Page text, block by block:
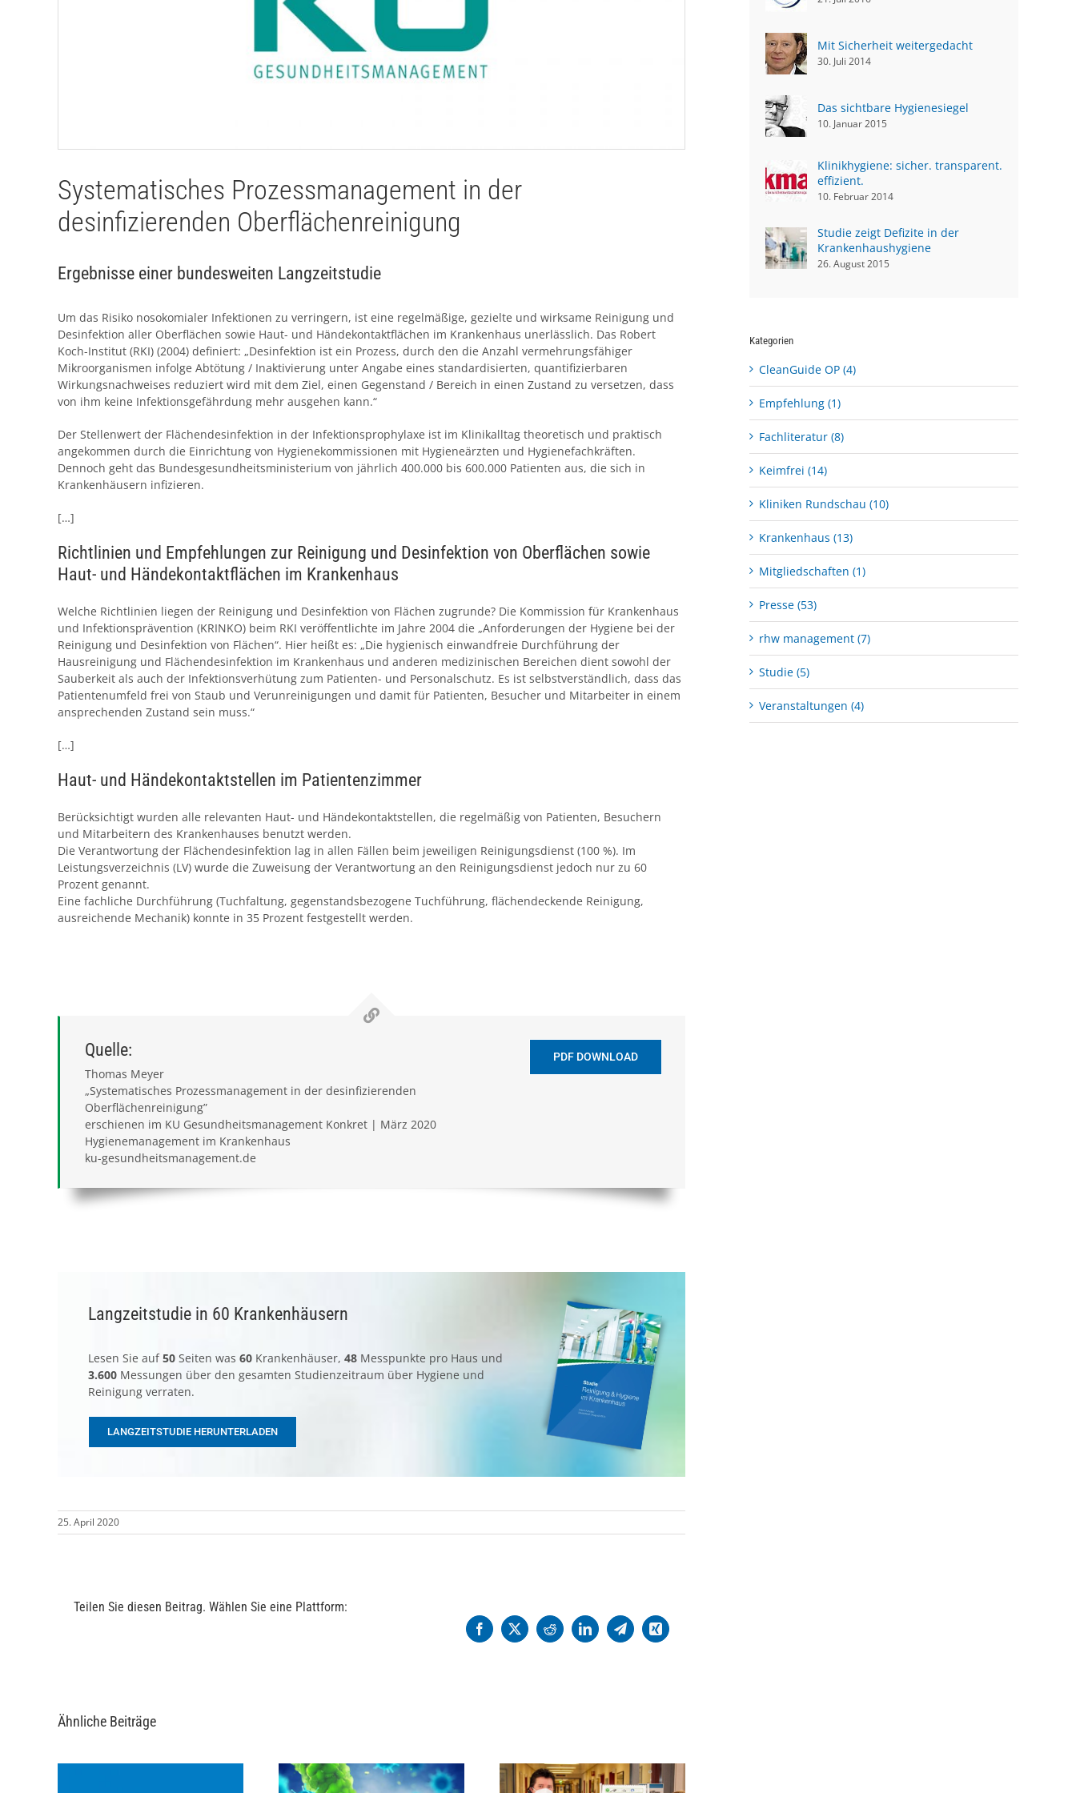
Systematisches Prozessmanagement in der
desinfizierenden Oberflächenreinigung
Ergebnisse einer bundesweiten Langzeitstudie
Um das Risiko nosokomialer Infektionen zu verringern, ist eine regelmäßige, gezielte und wirksame Reinigung und
Desinfektion aller Oberflächen sowie Haut- und Händekontaktflächen im Krankenhaus unerlässlich. Das Robert
Koch-Institut (RKI) (2004) definiert: „Desinfektion ist ein Prozess, durch den die Anzahl vermehrungsfähiger
Mikroorganismen infolge Abtötung / Inaktivierung unter Angabe eines standardisierten, quantifizierbaren
Wirkungsnachweises reduziert wird mit dem Ziel, einen Gegenstand / Bereich in einen Zustand zu versetzen, dass
von ihm keine Infektionsgefährdung mehr ausgehen kann.“
Der Stellenwert der Flächendesinfektion in der Infektionsprophylaxe ist im Klinikalltag theoretisch und praktisch
angekommen durch die Einrichtung von Hygienekommissionen mit Hygieneärzten und Hygienefachkräften.
Dennoch geht das Bundesgesundheitsministerium von jährlich 400.000 bis 600.000 Patienten aus, die sich in
Krankenhäusern infizieren.
[…]
Richtlinien und Empfehlungen zur Reinigung und Desinfektion von Oberflächen sowie
Haut- und Händekontaktflächen im Krankenhaus
Welche Richtlinien liegen der Reinigung und Desinfektion von Flächen zugrunde? Die Kommission für Krankenhaus
und Infektionsprävention (KRINKO) beim RKI veröffentlichte im Jahre 2004 die „Anforderungen der Hygiene bei der
Reinigung und Desinfektion von Flächen“. Hier heißt es: „Die hygienisch einwandfreie Durchführung der
Hausreinigung und Flächendesinfektion im Krankenhaus und anderen medizinischen Bereichen dient sowohl der
Sauberkeit als auch der Infektionsverhütung zum Patienten- und Personalschutz. Es ist selbstverständlich, dass das
Patientenumfeld frei von Staub und Verunreinigungen und damit für Patienten, Besucher und Mitarbeiter in einem
ansprechenden Zustand sein muss.“
[…]
Haut- und Händekontaktstellen im Patientenzimmer
Berücksichtigt wurden alle relevanten Haut- und Händekontaktstellen, die regelmäßig von Patienten, Besuchern
und Mitarbeitern des Krankenhauses benutzt werden.
Die Verantwortung der Flächendesinfektion lag in allen Fällen beim jeweiligen Reinigungsdienst (100 %). Im
Leistungsverzeichnis (LV) wurde die Zuweisung der Verantwortung an den Reinigungsdienst jedoch nur zu 60
Prozent genannt.
Eine fachliche Durchführung (Tuchfaltung, gegenstandsbezogene Tuchführung, flächendeckende Reinigung,
ausreichende Mechanik) konnte in 35 Prozent festgestellt werden.
PDF DOWNLOAD
Quelle:
Thomas Meyer
„Systematisches Prozessmanagement in der desinfizierenden
Oberflächenreinigung”
erschienen im KU Gesundheitsmanagement Konkret | März 2020
Hygienemanagement im Krankenhaus
ku-gesundheitsmanagement.de
Langzeitstudie in 60 Krankenhäusern
Lesen Sie auf50 Seiten was 60 Krankenhäuser, 48 Messpunkte pro Haus und
3.600 Messungen über den gesamten Studienzeitraum über Hygiene und
Reinigung verraten.
LANGZEITSTUDIE HERUNTERLADEN
25. April 2020
Teilen Sie diesen Beitrag. Wählen Sie eine Plattform:
Facebook
X RedditLinkedInTelegram
Xing
Ähnliche Beiträge
Mit Sicherheit weitergedacht
30. Juli 2014
Das sichtbare Hygienesiegel
10. Januar 2015
Klinikhygiene: sicher. transparent.
effizient.
10. Februar 2014
Studie zeigt Defizite in der
Krankenhaushygiene
26. August 2015
Kategorien
CleanGuide OP (4)
Empfehlung (1)
Fachliteratur (8)
Keimfrei (14)
Kliniken Rundschau (10)
Krankenhaus (13)
Mitgliedschaften (1)
Presse (53)
rhw management (7)
Studie (5)
Veranstaltungen (4)